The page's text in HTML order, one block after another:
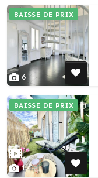
6
BAISSE DE PRIX
14
BAISSE DE PRIX